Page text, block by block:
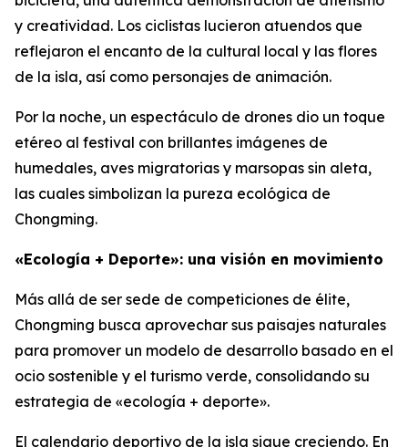
y creatividad. Los ciclistas lucieron atuendos que
reflejaron el encanto de la cultural local y las flores
de la isla, así como personajes de animación.
Por la noche, un espectáculo de drones dio un toque
etéreo al festival con brillantes imágenes de
humedales, aves migratorias y marsopas sin aleta,
las cuales simbolizan la pureza ecológica de
Chongming.
«Ecología + Deporte»: una visión en movimiento
Más allá de ser sede de competiciones de élite,
Chongming busca aprovechar sus paisajes naturales
para promover un modelo de desarrollo basado en el
ocio sostenible y el turismo verde, consolidando su
estrategia de «ecología + deporte».
El calendario deportivo de la isla sigue creciendo. En